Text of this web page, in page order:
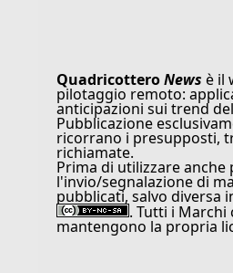
QuadricotteroNews è il
pilotaggio remoto:
anticipazioni sui trend
Pubblicazione
ricorrano i presupposti,
richiamate.
Prima di utilizzare
l'invio/segnalazione di
pubblicati, salvo diversa
. Tutti i
mantengono la propria